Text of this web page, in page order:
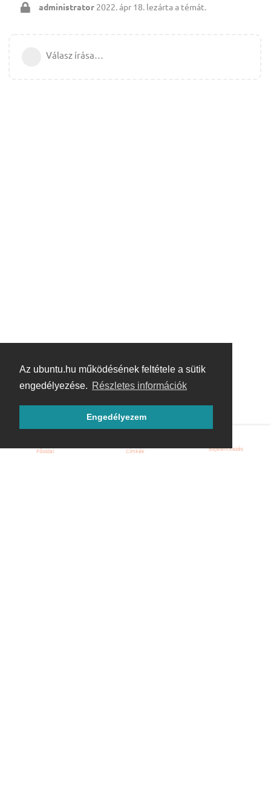
Az ubuntu.hu működésének feltétele a sütik
engedélyezése. Részletes információk
Engedélyezem
administrator 2022. ápr 18. lezárta a témát.
Válasz írása…
Főoldal Címkék Bejelentkezés